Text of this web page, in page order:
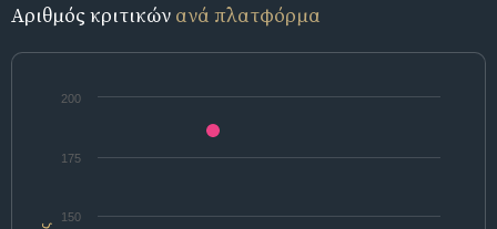
Αριθμός κριτικών ανά πλατφόρμα
200
150
175